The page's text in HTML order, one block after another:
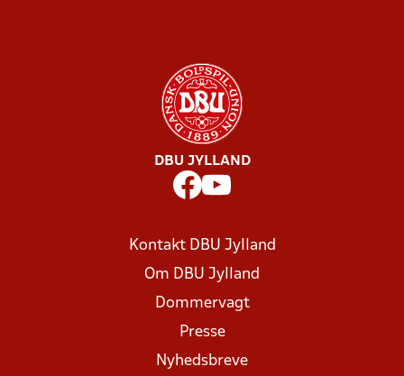
DBU JYLLAND
Kontakt DBU Jylland
Om DBU Jylland
Dommervagt
Presse
Nyhedsbreve